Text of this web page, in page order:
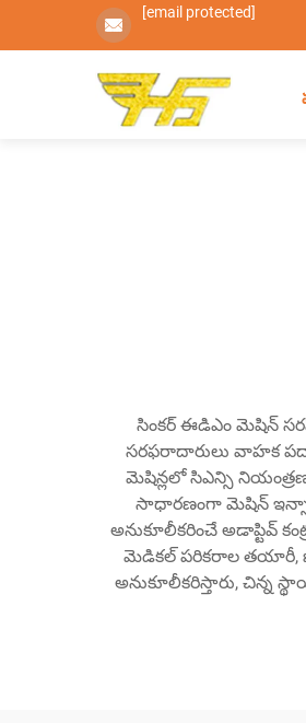
[email protected]
సింకర్ ఈడిఎం మెషిన్
సరఫరాదారులు వాహక
మెషిన్లలో సిఎన్సి
సాధారణంగా మెషిన్
అనుకూలీకరించే అడాప్టివ్
మెడికల్ పరికరాల తయారీ,
అనుకూలీకరిస్తారు, చిన్న